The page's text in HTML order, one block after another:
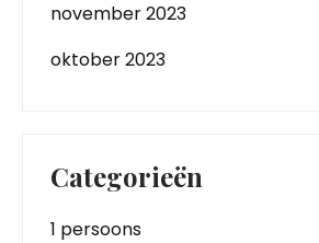
november 2023
oktober 2023
Categorieën
1 persoons